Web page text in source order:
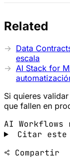
Related
Data
escala
AI Stack for
Si quieres
que fallen en
AI Workflows
Citar
Compartir